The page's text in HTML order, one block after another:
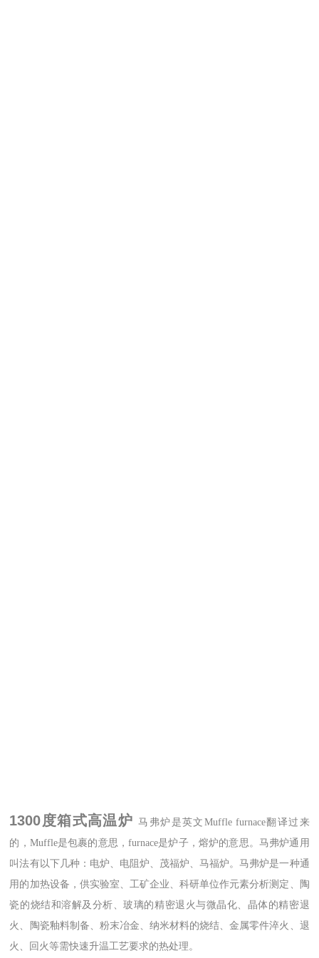
1300度箱式高温炉 马弗炉是英文Muffle furnace翻译过来
的，Muffle是包裹的意思，furnace是炉子，熔炉的意思。马弗炉通用
叫法有以下几种：电炉、电阻炉、茂福炉、马福炉。马弗炉是一种通
用的加热设备，供实验室、工矿企业、科研单位作元素分析测定、陶
瓷的烧结和溶解及分析、玻璃的精密退火与微晶化、晶体的精密退
火、陶瓷釉料制备、粉末冶金、纳米材料的烧结、金属零件淬火、退
火、回火等需快速升温工艺要求的热处理。